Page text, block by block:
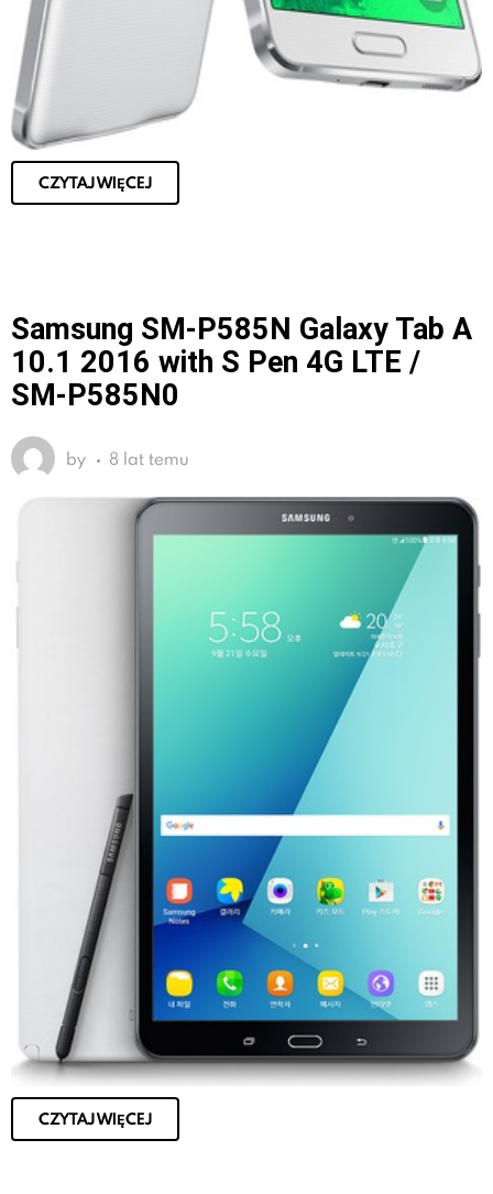
CZYTAJ WIĘCEJ
Samsung SM-P585N Galaxy Tab A
10.1 2016 with S Pen 4G LTE /
SM-P585N0
by 8 lat temu
CZYTAJ WIĘCEJ